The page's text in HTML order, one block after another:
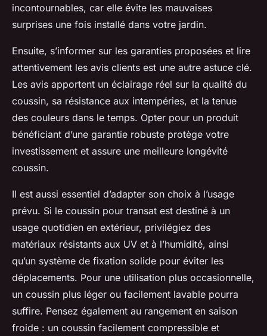
incontournables, car elle évite les mauvaises
surprises une fois installé dans votre jardin.
Ensuite, s’informer sur les garanties proposées et lire
attentivement les avis clients est une autre astuce clé.
Les avis apportent un éclairage réel sur la qualité du
coussin, sa résistance aux intempéries, et la tenue
des couleurs dans le temps. Opter pour un produit
bénéficiant d’une garantie robuste protège votre
investissement et assure une meilleure longévité
coussin.
Il est aussi essentiel d’adapter son choix à l’usage
prévu. Si le coussin pour transat est destiné à un
usage quotidien en extérieur, privilégiez des
matériaux résistants aux UV et à l’humidité, ainsi
qu’un système de fixation solide pour éviter les
déplacements. Pour une utilisation plus occasionnelle,
un coussin plus léger ou facilement lavable pourra
suffire. Pensez également au rangement en saison
froide : un coussin facilement compressible et